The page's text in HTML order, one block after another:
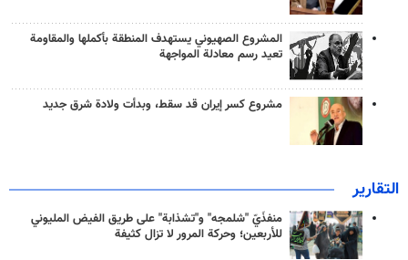
المشروع الصهيوني يستهدف المنطقة بأكملها والمقاومة
تعيد رسم معادلة المواجهة
مشروع كسر إيران قد سقط، وبدأت ولادة شرق جديد
التقارير
منفذَيّ "شلمجه" و"تشذابة" على طريق الفيض المليوني
للأربعين؛ وحركة المرور لا تزال كثيفة